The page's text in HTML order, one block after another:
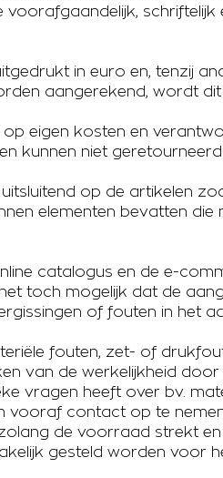
schriftelijk
in euro en, tenzij
aangerekend, wordt dit
eigen kosten en
kunnen niet
op de artikelen
elementen bevatten die
catalogus en de e-
toch mogelijk dat de
of fouten in het
fouten, zet- of
van de werkelijkheid
vragen heeft over bv.
vooraf contact op te
de voorraad strekt
gesteld worden voor